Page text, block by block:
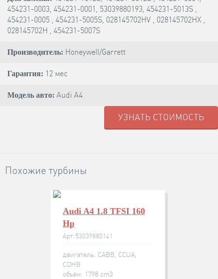
454231-0003, 454231-0001, 53039880193, 454231-5013S ,
454231-0005 , 454231-5005S, 028145702HV , 028145702HX ,
028145702H , 454231-5007S
Производитель: Honeywell/Garrett
Гарантия: 12 мес
Модель авто: Audi A4
УЗНАТЬ СТОИМОСТЬ
Похожие турбины
Audi A4 1.8 TFSI 160
Hp
Арт: 53039880141
двигатель: CABB, CCUA,
CDHB
объём: 1798 cm3